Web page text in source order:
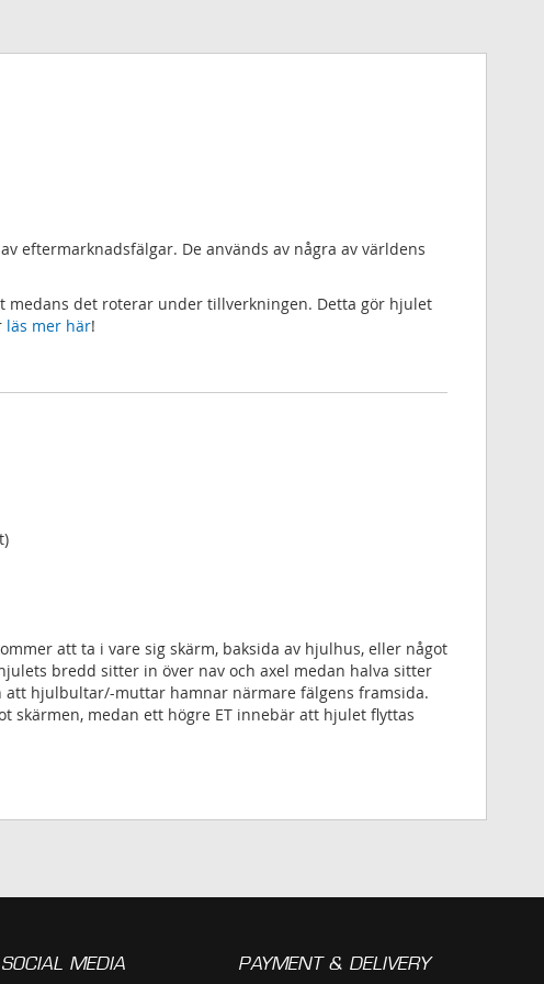
eftermarknadsfälgar. De används av några av världens
medans det roterar under tillverkningen. Detta gör hjulet
läs mer här!
att ta i vare sig skärm, baksida av hjulhus, eller något
bredd sitter in över nav och axel medan halva sitter
hjulbultar/-muttar hamnar närmare fälgens framsida.
skärmen, medan ett högre ET innebär att hjulet flyttas
SOCIAL MEDIA PAYMENT & DELIVERY